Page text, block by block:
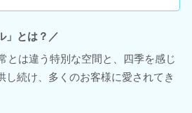
」とは？／
とは違う特別な空間と、四季を感じ
し続け、多くのお客様に愛されてき